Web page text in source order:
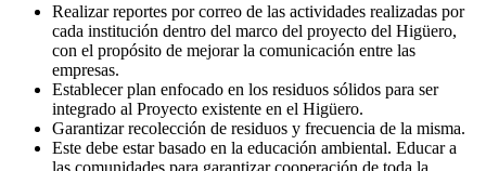
Realizar reportes por correo de las actividades realizadas por
cada institución dentro del marco del proyecto del Higüero,
con el propósito de mejorar la comunicación entre las
empresas.
Establecer plan enfocado en los residuos sólidos para ser
integrado al Proyecto existente en el Higüero.
Garantizar recolección de residuos y frecuencia de la misma.
Este debe estar basado en la educación ambiental. Educar a
las comunidades para garantizar cooperación de toda la